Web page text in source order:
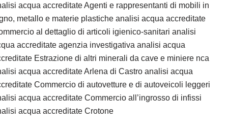
acqua accreditate Agenti e rappresentanti di mobili in
metallo e materie plastiche analisi acqua accreditate
al dettaglio di articoli igienico-sanitari analisi
accreditate agenzia investigativa analisi acqua
Estrazione di altri minerali da cave e miniere nca
acqua accreditate Arlena di Castro analisi acqua
Commercio di autovetture e di autoveicoli leggeri
acqua accreditate Commercio all’ingrosso di infissi
acqua accreditate Crotone